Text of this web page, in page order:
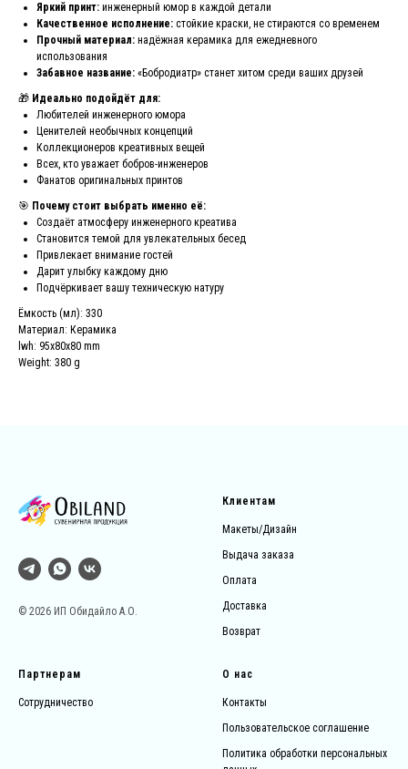
Яркий принт: инженерный юмор в каждой детали
Качественное исполнение: стойкие краски, не стираются со временем
Прочный материал: надёжная керамика для ежедневного
использования
Забавное название: «Бобродиатр» станет хитом среди ваших друзей
🎁 Идеально подойдёт для:
Любителей инженерного юмора
Ценителей необычных концепций
Коллекционеров креативных вещей
Всех, кто уважает бобров-инженеров
Фанатов оригинальных принтов
🎯 Почему стоит выбрать именно её:
Создаёт атмосферу инженерного креатива
Становится темой для увлекательных бесед
Привлекает внимание гостей
Дарит улыбку каждому дню
Подчёркивает вашу техническую натуру
Ёмкость (мл): 330
Материал: Керамика
lwh: 95x80x80 mm
Weight: 380 g
© 2026 ИП Обидайло А.О.
Клиентам
Макеты/Дизайн
Выдача заказа
Оплата
Доставка
Возврат
Партнерам
Сотрудничество
О нас
Контакты
Пользовательское соглашение
Политика обработки персональных